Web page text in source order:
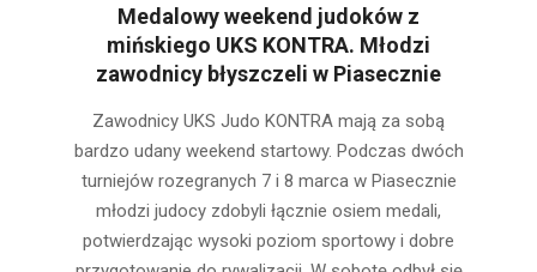
Medalowy weekend judoków z
mińskiego UKS KONTRA. Młodzi
zawodnicy błyszczeli w Piasecznie
03-
10
Zawodnicy UKS Judo KONTRA mają za sobą
bardzo udany weekend startowy. Podczas dwóch
turniejów rozegranych 7 i 8 marca w Piasecznie
młodzi judocy zdobyli łącznie osiem medali,
potwierdzając wysoki poziom sportowy i dobre